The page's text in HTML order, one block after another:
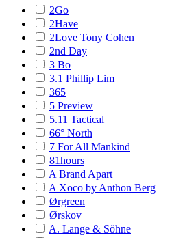
2Go
2Have
2Love Tony Cohen
2nd Day
3 Bo
3.1 Phillip Lim
365
5 Preview
5.11 Tactical
66° North
7 For All Mankind
81hours
A Brand Apart
A Xoco by Anthon Berg
Ørgreen
Ørskov
A. Lange & Söhne